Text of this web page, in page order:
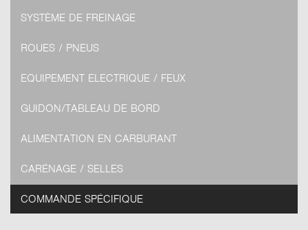
SYSTÈME DE FREINAGE
ROUES / PNEUS
EQUIPEMENT ELECTRIQUE / FEUX
GUIDON/TABLEAU DE BORD
ALIMENTATION EN CARBURANT
CARÉNAGE / SELLES
COMMANDE SPÉCIFIQUE